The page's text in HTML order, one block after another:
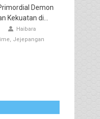
Demon
Kekuatan di...
Haibara
Jejepangan